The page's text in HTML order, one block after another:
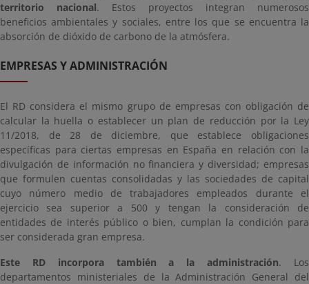
territorio nacional. Estos proyectos integran numerosos
beneficios ambientales y sociales, entre los que se encuentra la
absorción de dióxido de carbono de la atmósfera.
EMPRESAS Y ADMINISTRACIÓN
El RD considera el mismo grupo de empresas con obligación de
calcular la huella o establecer un plan de reducción por la Ley
11/2018, de 28 de diciembre, que establece obligaciones
específicas para ciertas empresas en España en relación con la
divulgación de información no financiera y diversidad; empresas
que formulen cuentas consolidadas y las sociedades de capital
cuyo número medio de trabajadores empleados durante el
ejercicio sea superior a 500 y tengan la consideración de
entidades de interés público o bien, cumplan la condición para
ser considerada gran empresa.
Este RD incorpora también a la administración. Los
departamentos ministeriales de la Administración General del